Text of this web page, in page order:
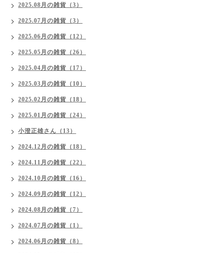
2025.08月の雑貨（3）
2025.07月の雑貨（3）
2025.06月の雑貨（12）
2025.05月の雑貨（26）
2025.04月の雑貨（17）
2025.03月の雑貨（10）
2025.02月の雑貨（18）
2025.01月の雑貨（24）
小澄正雄さん（13）
2024.12月の雑貨（18）
2024.11月の雑貨（22）
2024.10月の雑貨（16）
2024.09月の雑貨（12）
2024.08月の雑貨（7）
2024.07月の雑貨（1）
2024.06月の雑貨（8）